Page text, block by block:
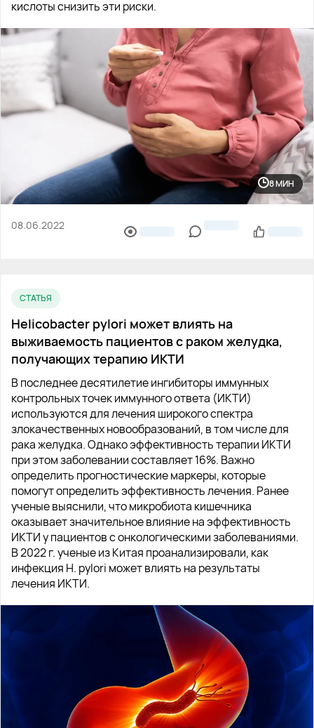
кислоты снизить эти риски.
8 МИН
08.06.2022
СТАТЬЯ
Helicobacter pylori может влиять на
выживаемость пациентов с раком желудка,
получающих терапию ИКТИ
В последнее десятилетие ингибиторы иммунных
контрольных точек иммунного ответа (ИКТИ)
используются для лечения широкого спектра
злокачественных новообразований, в том числе для
рака желудка. Однако эффективность терапии ИКТИ
при этом заболевании составляет 16%. Важно
определить прогностические маркеры, которые
помогут определить эффективность лечения. Ранее
ученые выяснили, что микробиота кишечника
оказывает значительное влияние на эффективность
ИКТИ у пациентов с онкологическими заболеваниями.
В 2022 г. ученые из Китая проанализировали, как
инфекция H. pylori может влиять на результаты
лечения ИКТИ.